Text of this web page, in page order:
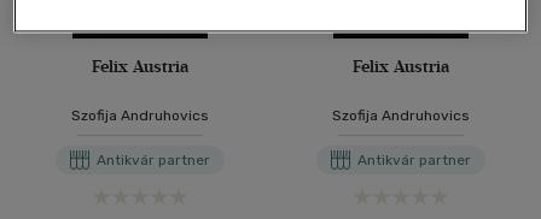
Felix Austria
Szofija Andruhovics
Antikvár partner
Felix Austria
Szofija Andruhovics
Antikvár partner